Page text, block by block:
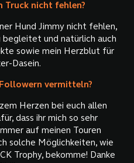
Truck nicht fehlen?
Hund Jimmy nicht fehlen,
begleitet und natürlich auch
sowie mein Herzblut für
Dasein.
vermitteln?
Herzen bei euch allen
dass ihr mich so sehr
auf meinen Touren
solche Möglichkeiten, wie
Trophy, bekomme! Danke